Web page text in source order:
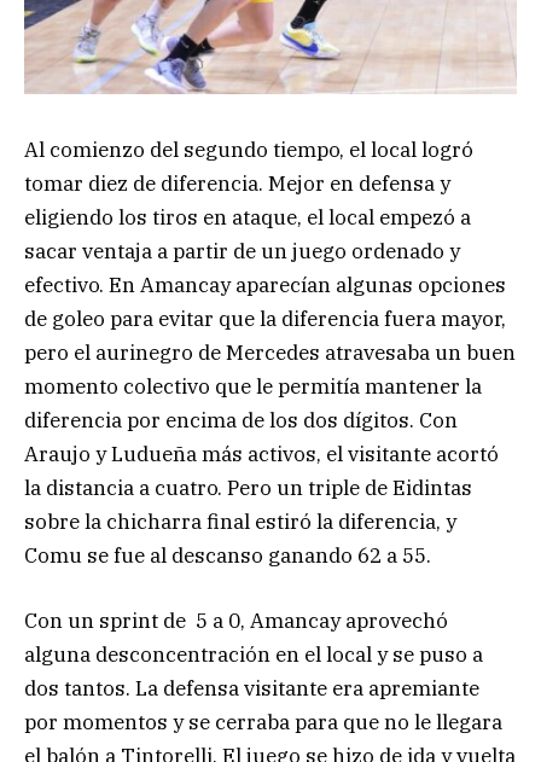
Al comienzo del segundo tiempo, el local logró
tomar diez de diferencia. Mejor en defensa y
eligiendo los tiros en ataque, el local empezó a
sacar ventaja a partir de un juego ordenado y
efectivo. En Amancay aparecían algunas opciones
de goleo para evitar que la diferencia fuera mayor,
pero el aurinegro de Mercedes atravesaba un buen
momento colectivo que le permitía mantener la
diferencia por encima de los dos dígitos. Con
Araujo y Ludueña más activos, el visitante acortó
la distancia a cuatro. Pero un triple de Eidintas
sobre la chicharra final estiró la diferencia, y
Comu se fue al descanso ganando 62 a 55.
Con un sprint de 5 a 0, Amancay aprovechó
alguna desconcentración en el local y se puso a
dos tantos. La defensa visitante era apremiante
por momentos y se cerraba para que no le llegara
el balón a Tintorelli. El juego se hizo de ida y vuelta